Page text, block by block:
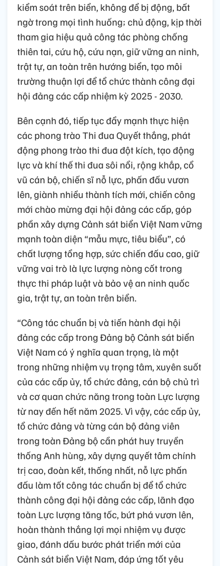
kiểm soát trên biển, không để bị động, bất
ngờ trong mọi tình huống; chủ động, kịp thời
tham gia hiệu quả công tác phòng chống
thiên tai, cứu hộ, cứu nạn, giữ vững an ninh,
trật tự, an toàn trên hướng biển, tạo môi
trường thuận lợi để tổ chức thành công đại
hội đảng các cấp nhiệm kỳ 2025 - 2030.
Bên cạnh đó, tiếp tục đẩy mạnh thực hiện
các phong trào Thi đua Quyết thắng, phát
động phong trào thi đua đột kích, tạo động
lực và khí thế thi đua sôi nổi, rộng khắp, cổ
vũ cán bộ, chiến sĩ nỗ lực, phấn đấu vươn
lên, giành nhiều thành tích mới, chiến công
mới chào mừng đại hội đảng các cấp, góp
phần xây dựng Cảnh sát biển Việt Nam vững
mạnh toàn diện “mẫu mực, tiêu biểu”, có
chất lượng tổng hợp, sức chiến đấu cao, giữ
vững vai trò là lực lượng nòng cốt trong
thực thi pháp luật và bảo vệ an ninh quốc
gia, trật tự, an toàn trên biển.
“Công tác chuẩn bị và tiến hành đại hội
đảng các cấp trong Đảng bộ Cảnh sát biển
Việt Nam có ý nghĩa quan trọng, là một
trong những nhiệm vụ trọng tâm, xuyên suốt
của các cấp ủy, tổ chức đảng, cán bộ chủ trì
và cơ quan chức năng trong toàn Lực lượng
từ nay đến hết năm 2025. Vì vậy, các cấp ủy,
tổ chức đảng và từng cán bộ đảng viên
trong toàn Đảng bộ cần phát huy truyền
thống Anh hùng, xây dựng quyết tâm chính
trị cao, đoàn kết, thống nhất, nỗ lực phấn
đấu làm tốt công tác chuẩn bị để tổ chức
thành công đại hội đảng các cấp, lãnh đạo
toàn Lực lượng tăng tốc, bứt phá vươn lên,
hoàn thành thắng lợi mọi nhiệm vụ được
giao, đánh dấu bước phát triển mới của
Cảnh sát biển Việt Nam, đáp ứng tốt yêu